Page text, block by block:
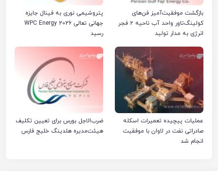
بازگشت موفقیت‌آمیز فن‌های
کولینگ‌تاور واحد آب ناحیه ۲ فجر
انرژی به مدار تولید
پتروشیمی نوری به فینال جایزه
جهانی تعالی WPC Energy 2026
رسید
عملیات پیچیده تعمیرات اسکله
صادراتی نفت در لاوان با موفقیت
انجام شد
ضرب‌الاجل بورس برای تعیین تکلیف
هیئت‌مدیره هلدینگ خلیج فارس